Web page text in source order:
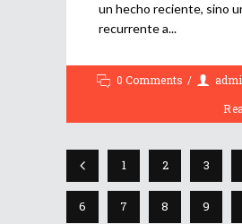
un hecho reciente, sino
recurrente a
0 Comments
1 2 3
6 7 8 9